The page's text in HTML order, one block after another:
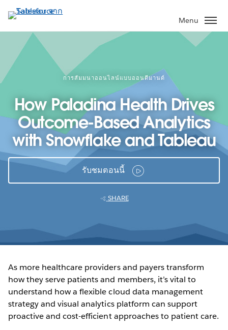
ไป
ที่
Menu
การสัมมนาออนไลน์แบบออนดีมานด์
How Paladina Health Drives
Outcome-Based Analytics
with Snowflake and Tableau
รับชมตอนนี้
SHARE
As more healthcare providers and payers transform
how they serve patients and members, it’s vital to
understand how a flexible cloud data management
strategy and visual analytics platform can support
proactive and cost-efficient approaches to patient care.